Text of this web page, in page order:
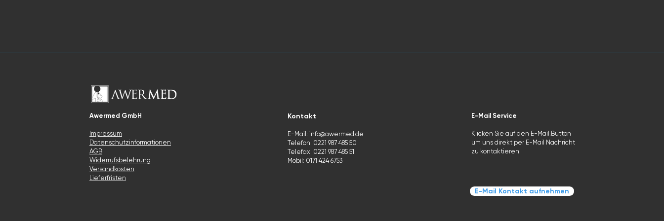
Awermed GmbH
Impressum
Datenschutzinformationen
AGB
Widerrufsbelehrung
Versandkosten
Lieferfristen
Kontakt
E-Mail: info@awermed.de
Telefon: 0221 987 485 50
Telefax: 0221 987 485 51
Mobil: 0171 424 6753
E-Mail Service
Klicken Sie auf den E-Mail.Button
um uns direkt per E-Mail Nachricht
zu kontaktieren.
E-Mail Kontakt aufnehmen